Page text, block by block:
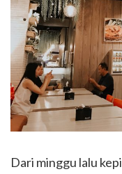
Dari minggu lalu